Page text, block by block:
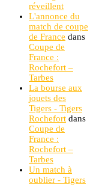
réveillent
L'annonce du
match de coupe
de France dans
Coupe de
France :
Rochefort –
Tarbes
La bourse aux
jouets des
Tigers - Tigers
Rochefort dans
Coupe de
France :
Rochefort –
Tarbes
Un match à
oublier - Tigers